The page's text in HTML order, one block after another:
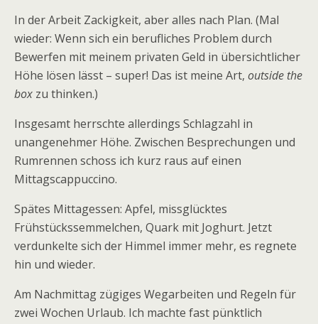
In der Arbeit Zackigkeit, aber alles nach Plan. (Mal
wieder: Wenn sich ein berufliches Problem durch
Bewerfen mit meinem privaten Geld in übersichtlicher
Höhe lösen lässt – super! Das ist meine Art, outside the
box zu thinken.)
Insgesamt herrschte allerdings Schlagzahl in
unangenehmer Höhe. Zwischen Besprechungen und
Rumrennen schoss ich kurz raus auf einen
Mittagscappuccino.
Spätes Mittagessen: Apfel, missglücktes
Frühstückssemmelchen, Quark mit Joghurt. Jetzt
verdunkelte sich der Himmel immer mehr, es regnete
hin und wieder.
Am Nachmittag zügiges Wegarbeiten und Regeln für
zwei Wochen Urlaub. Ich machte fast pünktlich